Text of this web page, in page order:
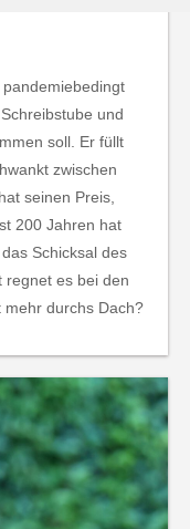
und
soll. Er füllt
zwischen
seinen Preis,
200 Jahren hat
Schicksal des
regnet es bei den
mehr durchs Dach?